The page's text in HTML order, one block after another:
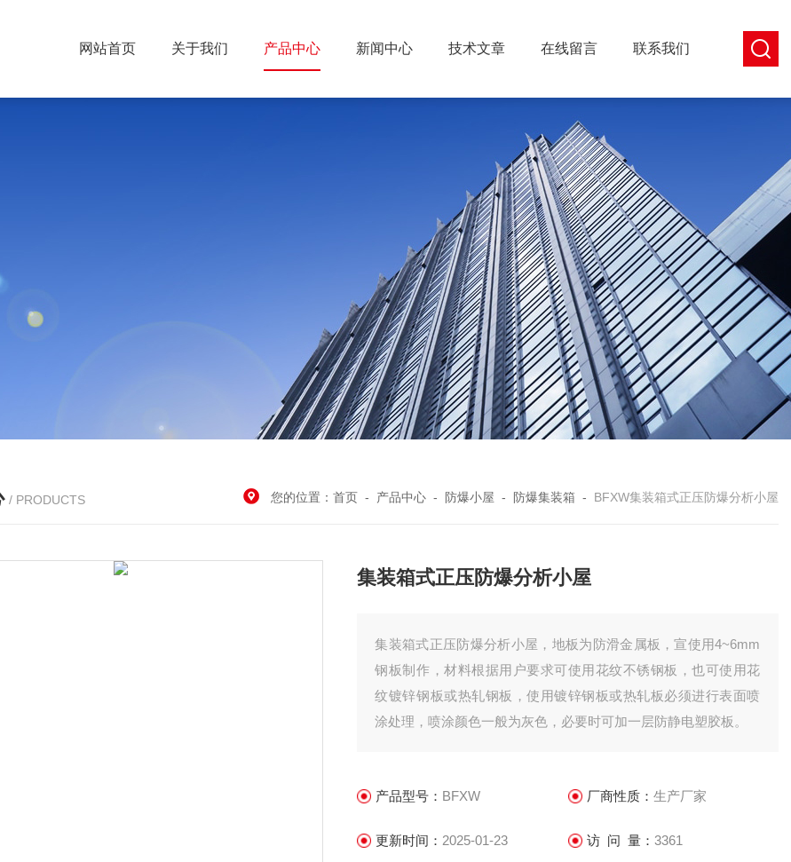
网站首页 关于我们 产品中心 新闻中心 技术文章 在线留言 联系我们
/ PRODUCTS 您的位置： 首页 - 产品中心 - 防爆小屋 - 防爆集装箱 - BFXW集装箱式正压防爆分析小屋
集装箱式正压防爆分析小屋
集装箱式正压防爆分析小屋，地板为防滑金属板，宣使用4~6mm
钢板制作，材料根据用户要求可使用花纹不锈钢板，也可使用花
纹镀锌钢板或热轧钢板，使用镀锌钢板或热轧板必须进行表面喷
涂处理，喷涂颜色一般为灰色，必要时可加一层防静电塑胶板。
产品型号： BFXW 厂商性质： 生产厂家
更新时间： 2025-01-23 访 问 量： 3361